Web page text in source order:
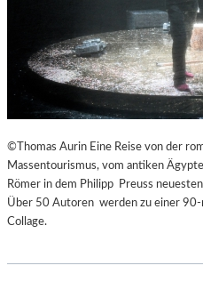
©Thomas Aurin Eine Reise von der
Massentourismus, vom antiken
Römer in dem Philipp Preuss
Über 50 Autoren werden zu einer
Collage.